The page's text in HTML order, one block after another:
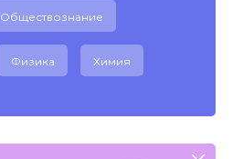
Обществознание
Физика Химия